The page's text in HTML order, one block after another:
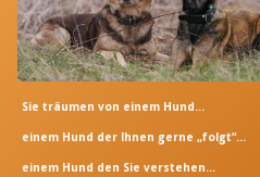
Sie träumen von einem Hund…
einem Hund der Ihnen gerne „folgt“…
einem Hund den Sie verstehen…